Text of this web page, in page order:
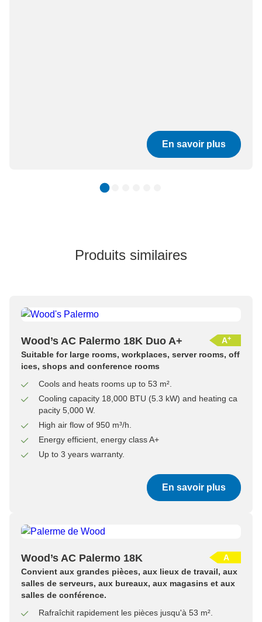
En savoir plus
Produits similaires
A+
Wood’s AC Palermo 18K Duo A+
Suitable for large rooms, workplaces, server rooms, off
ices, shops and conference rooms
Cools and heats rooms up to 53 m².
Cooling capacity 18,000 BTU (5.3 kW) and heating ca
pacity 5,000 W.
High air flow of 950 m³/h.
Energy efficient, energy class A+
Up to 3 years warranty.
En savoir plus
A
Wood’s AC Palermo 18K
Convient aux grandes pièces, aux lieux de travail, aux
salles de serveurs, aux bureaux, aux magasins et aux
salles de conférence.
Rafraîchit rapidement les pièces jusqu'à 53 m².